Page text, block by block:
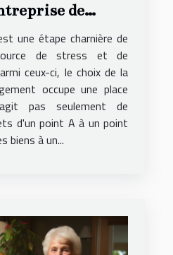
de
pour un
fiable et
une étape charnière de
de stress et de
ceux-ci, le choix de la
occupe une place
pas seulement de
d'un point A à un point
biens à un...